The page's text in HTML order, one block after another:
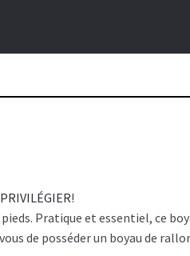
!
Pratique et essentiel, ce
de posséder un boyau de